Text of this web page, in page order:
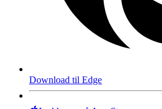
Download til Edge